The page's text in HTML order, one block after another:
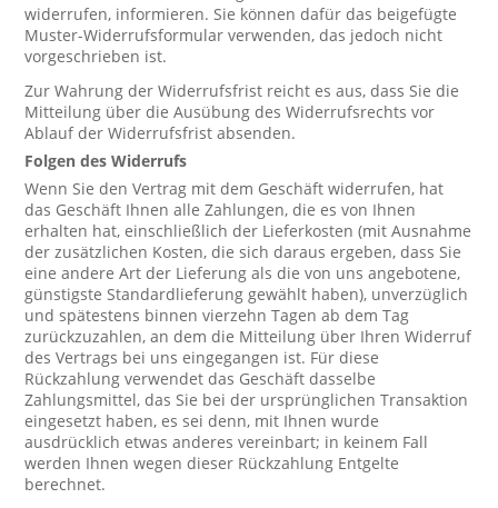
widerrufen, informieren. Sie können dafür das beigefügte
Muster-Widerrufsformular verwenden, das jedoch nicht
vorgeschrieben ist.
Zur Wahrung der Widerrufsfrist reicht es aus, dass Sie die
Mitteilung über die Ausübung des Widerrufsrechts vor
Ablauf der Widerrufsfrist absenden.
Folgen des Widerrufs
Wenn Sie den Vertrag mit dem Geschäft widerrufen, hat
das Geschäft Ihnen alle Zahlungen, die es von Ihnen
erhalten hat, einschließlich der Lieferkosten (mit Ausnahme
der zusätzlichen Kosten, die sich daraus ergeben, dass Sie
eine andere Art der Lieferung als die von uns angebotene,
günstigste Standardlieferung gewählt haben), unverzüglich
und spätestens binnen vierzehn Tagen ab dem Tag
zurückzuzahlen, an dem die Mitteilung über Ihren Widerruf
des Vertrags bei uns eingegangen ist. Für diese
Rückzahlung verwendet das Geschäft dasselbe
Zahlungsmittel, das Sie bei der ursprünglichen Transaktion
eingesetzt haben, es sei denn, mit Ihnen wurde
ausdrücklich etwas anderes vereinbart; in keinem Fall
werden Ihnen wegen dieser Rückzahlung Entgelte
berechnet.